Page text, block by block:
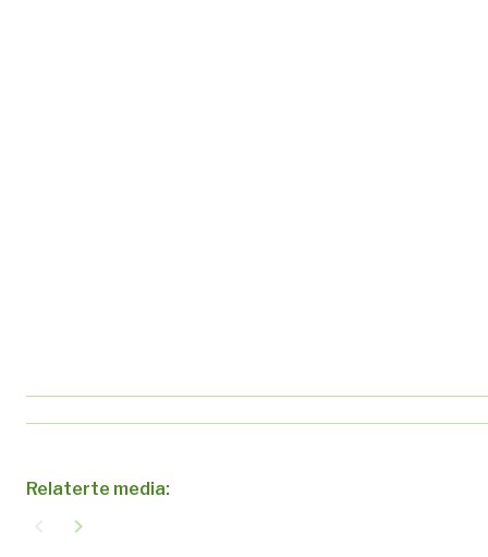
Relaterte media:
navigate_next